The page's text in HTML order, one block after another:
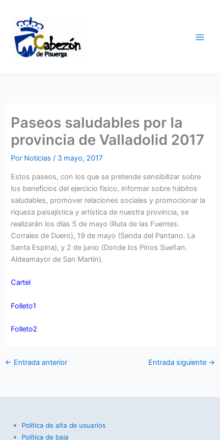
contenido
Paseos saludables por la
provincia de Valladolid 2017
Por Noticias/ 3 mayo, 2017
Estos paseos, con los que se pretende sensibilizar sobre
los beneficios del ejercicio físico, informar sobre hábitos
saludables, promover relaciones sociales y promocionar la
riqueza paisajística y artística de nuestra provincia, se
realizarán los días 5 de mayo (Ruta de las Fuentes.
Corrales de Duero), 19 de mayo (Senda del Pantano. La
Santa Espina), y 2 de junio (Donde los Pinos Sueñan.
Aldeamayor de San Martín).
Cartel
Folleto1
Folleto2
← Entrada anterior Entrada siguiente →
Política de alta de usuarios
Política de baja